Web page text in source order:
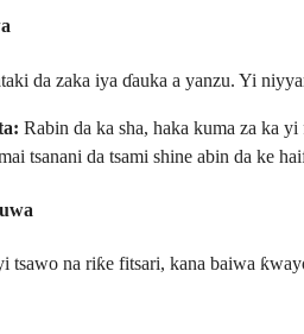
da zaka iya ɗauka a yanzu. Yi
Rabin da ka sha, haka kuma za ka
tsanani da tsami shine abin da ke
na riƙe fitsari, kana baiwa